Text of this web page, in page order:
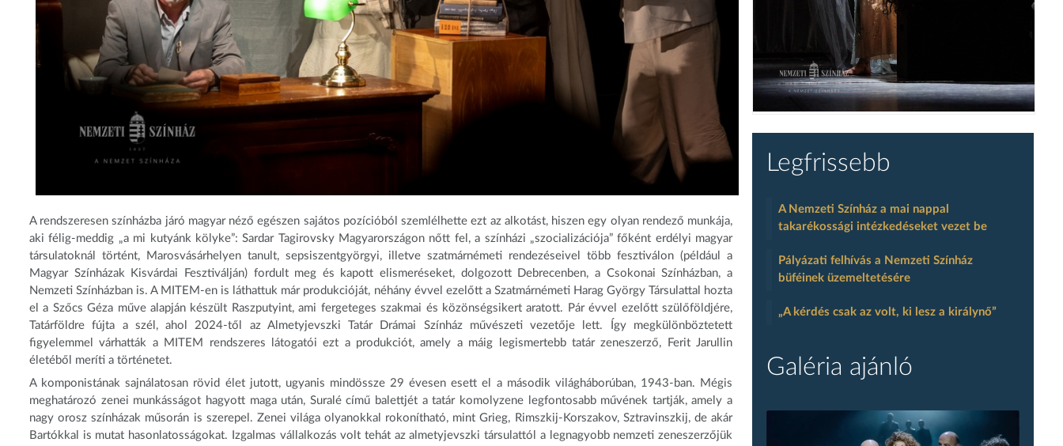
A rendszeresen színházba járó magyar néző egészen sajátos pozícióból szemlélhette ezt az alkotást, hiszen egy olyan rendező munkája,
aki félig-meddig „a mi kutyánk kölyke”: Sardar Tagirovsky Magyarországon nőtt fel, a színházi „szocializációja” főként erdélyi magyar
társulatoknál történt, Marosvásárhelyen tanult, sepsiszentgyörgyi, illetve szatmárnémeti rendezéseivel több fesztiválon (például a
Magyar Színházak Kisvárdai Fesztiválján) fordult meg és kapott elismeréseket, dolgozott Debrecenben, a Csokonai Színházban, a
Nemzeti Színházban is. A MITEM-en is láthattuk már produkcióját, néhány évvel ezelőtt a Szatmárnémeti Harag György Társulattal hozta
el a Szőcs Géza műve alapján készült Raszputyint, ami fergeteges szakmai és közönségsikert aratott. Pár évvel ezelőtt szülőföldjére,
Tatárföldre fújta a szél, ahol 2024-től az Almetyjevszki Tatár Drámai Színház művészeti vezetője lett. Így megkülönböztetett
figyelemmel várhatták a MITEM rendszeres látogatói ezt a produkciót, amely a máig legismertebb tatár zeneszerző, Ferit Jarullin
életéből meríti a történetet.
A komponistának sajnálatosan rövid élet jutott, ugyanis mindössze 29 évesen esett el a második világháborúban, 1943-ban. Mégis
meghatározó zenei munkásságot hagyott maga után, Suralé című balettjét a tatár komolyzene legfontosabb művének tartják, amely a
nagy orosz színházak műsorán is szerepel. Zenei világa olyanokkal rokonítható, mint Grieg, Rimszkij-Korszakov, Sztravinszkij, de akár
Bartókkal is mutat hasonlatosságokat. Izgalmas vállalkozás volt tehát az almetyjevszki társulattól a legnagyobb nemzeti zeneszerzőjük
Legfrissebb
A Nemzeti Színház a mai nappal
takarékossági intézkedéseket vezet be
Pályázati felhívás a Nemzeti Színház
büféinek üzemeltetésére
„A kérdés csak az volt, ki lesz a királynő”
Galéria ajánló